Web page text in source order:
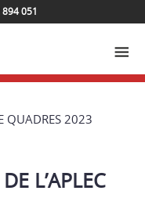
051
QUADRES 2023
L’APLEC